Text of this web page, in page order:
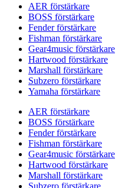
AER förstärkare
BOSS förstärkare
Fender förstärkare
Fishman förstärkare
Gear4music förstärkare
Hartwood förstärkare
Marshall förstärkare
Subzero förstärkare
Yamaha förstärkare
AER förstärkare
BOSS förstärkare
Fender förstärkare
Fishman förstärkare
Gear4music förstärkare
Hartwood förstärkare
Marshall förstärkare
Subzero förstärkare